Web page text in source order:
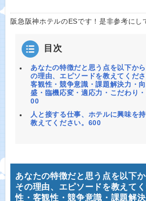
阪急阪神ホテルのESです！是非参考にし
目次
あなたの特徴だと思う点を以下か
の理由、エピソードを教えてくだ
客観性・競争意識・課題解決力・
盛・臨機応変・適応力・こだわり
00
人と接する仕事、ホテルに興味を
教えてください。600
あなたの特徴だと思う点を以下か
その理由、エピソードを教えて
性・客観性・競争意識・課題解